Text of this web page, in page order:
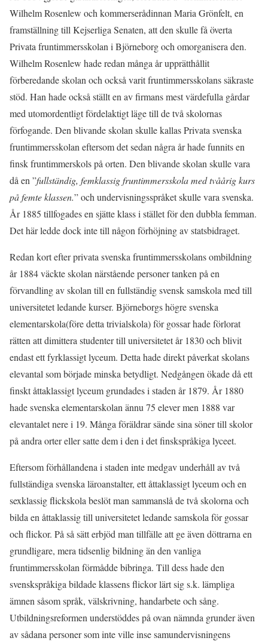
Wilhelm Rosenlew och kommerserådinnan Maria Grönfelt, en
framställning till Kejserliga Senaten, att den skulle få överta
Privata fruntimmersskolan i Björneborg och omorganisera den.
Wilhelm Rosenlew hade redan många år upprätthållit
förberedande skolan och också varit fruntimmersskolans säkraste
stöd. Han hade också ställt en av firmans mest värdefulla gårdar
med utomordentligt fördelaktigt läge till de två skolornas
förfogande. Den blivande skolan skulle kallas Privata svenska
fruntimmersskolan eftersom det sedan några år hade funnits en
finsk fruntimmerskols på orten. Den blivande skolan skulle vara
då en ”fullständig, femklassig fruntimmersskola med tvåårig kurs
på femte klassen.” och undervisningsspråket skulle vara svenska.
År 1885 tillfogades en sjätte klass i stället för den dubbla femman.
Det här ledde dock inte till någon förhöjning av statsbidraget.
Redan kort efter privata svenska fruntimmersskolans ombildning
år 1884 väckte skolan närstående personer tanken på en
förvandling av skolan till en fullständig svensk samskola med till
universitetet ledande kurser. Björneborgs högre svenska
elementarskola(före detta trivialskola) för gossar hade förlorat
rätten att dimittera studenter till universitetet år 1830 och blivit
endast ett fyrklassigt lyceum. Detta hade direkt påverkat skolans
elevantal som började minska betydligt. Nedgången ökade då ett
finskt åttaklassigt lyceum grundades i staden år 1879. År 1880
hade svenska elementarskolan ännu 75 elever men 1888 var
elevantalet nere i 19. Många föräldrar sände sina söner till skolor
på andra orter eller satte dem i den i det finskspråkiga lyceet.
Eftersom förhållandena i staden inte medgav underhåll av två
fullständiga svenska läroanstalter, ett åttaklassigt lyceum och en
sexklassig flickskola beslöt man sammanslå de två skolorna och
bilda en åttaklassig till universitetet ledande samskola för gossar
och flickor. På så sätt erbjöd man tillfälle att ge även döttrarna en
grundligare, mera tidsenlig bildning än den vanliga
fruntimmersskolan förmådde bibringa. Till dess hade den
svenskspråkiga bildade klassens flickor lärt sig s.k. lämpliga
ämnen såsom språk, välskrivning, handarbete och sång.
Utbildningsreformen understöddes på ovan nämnda grunder även
av sådana personer som inte ville inse samundervisningens